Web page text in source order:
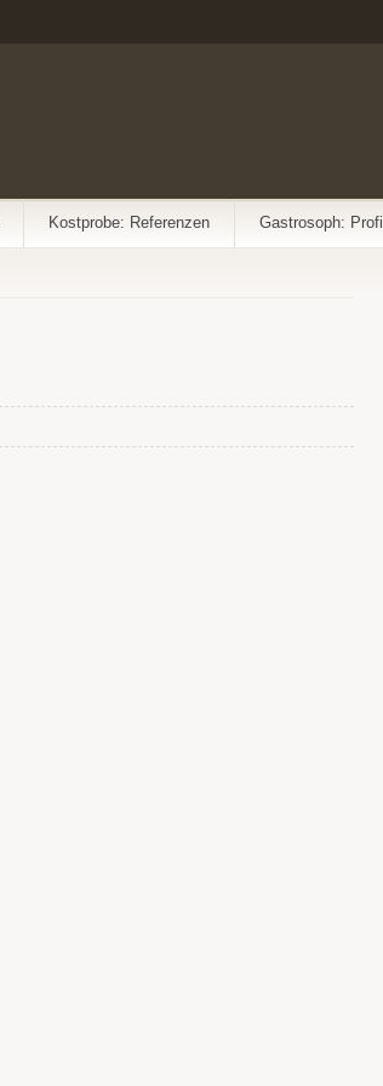
Kostprobe: Referenzen Gastrosoph: Profil